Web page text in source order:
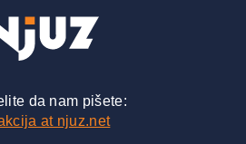
da nam pišete:
at njuz.net